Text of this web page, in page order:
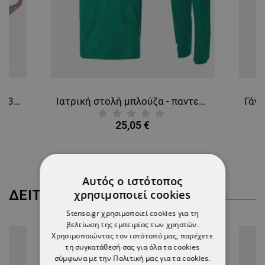
Γυαλιά προστασίας UNIVET 513 AS UV400 Ιατρική στολή μπλούζα - παντελόνι (σετ) M3 GREEN
25,05 €
ΔΕΊΤΕ ΠΕΡΙΣΣΌΤΕΡΑ
Αυτός ο ιστότοπος
χρησιμοποιεί cookies
Stenso.gr χρησιμοποιεί cookies για τη
βελτίωση της εμπειρίας των χρηστών.
Χρησιμοποιώντας τον ιστότοπό μας, παρέχετε
τη συγκατάθεσή σας για όλα τα cookies
σύμφωνα με την Πολιτική μας για τα cookies.